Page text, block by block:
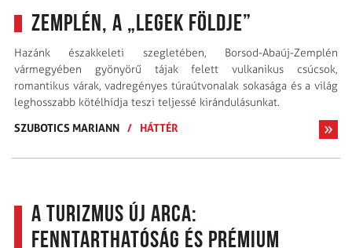
Zemplén, a „legek földje”
Hazánk északkeleti szegletében, Borsod-Abaúj-Zemplén
vármegyében gyönyörű tájak felett vulkanikus csúcsok,
romantikus várak, vadregényes túraútvonalak sokasága és a világ
leghosszabb kötélhídja teszi teljessé kirándulásunkat.
SZUBOTICS MARIANN / HÁTTÉR
A turizmus új arca:
Fenntarthatóság és prémium